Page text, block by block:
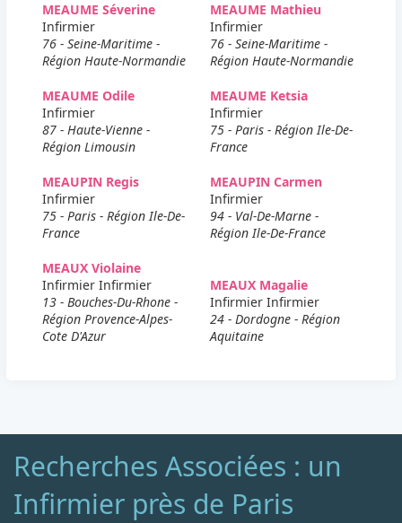
MEAUME Séverine
Infirmier
76 - Seine-Maritime -
Région Haute-Normandie
MEAUME Mathieu
Infirmier
76 - Seine-Maritime -
Région Haute-Normandie
MEAUME Odile
Infirmier
87 - Haute-Vienne -
Région Limousin
MEAUME Ketsia
Infirmier
75 - Paris - Région Ile-De-
France
MEAUPIN Regis
Infirmier
75 - Paris - Région Ile-De-
France
MEAUPIN Carmen
Infirmier
94 - Val-De-Marne -
Région Ile-De-France
MEAUX Violaine
Infirmier Infirmier
13 - Bouches-Du-Rhone -
Région Provence-Alpes-
Cote D'Azur
MEAUX Magalie
Infirmier Infirmier
24 - Dordogne - Région
Aquitaine
Recherches Associées : un
Infirmier près de Paris